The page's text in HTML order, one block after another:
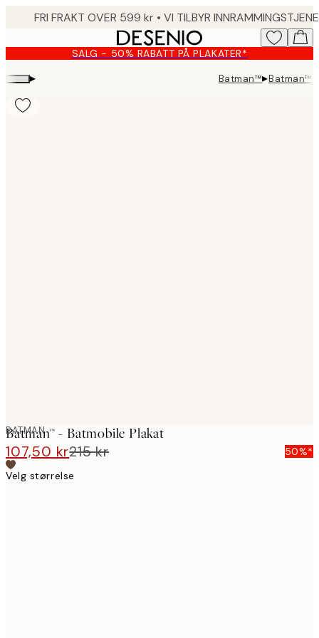
content.
SALG - 50% RABATT PÅ PLAKATER*
▸ Batman™▸Batman™
BATMAN
Batman™ - Batmobile Plakat
107,50 kr215 kr
50%*
Velg størrelse